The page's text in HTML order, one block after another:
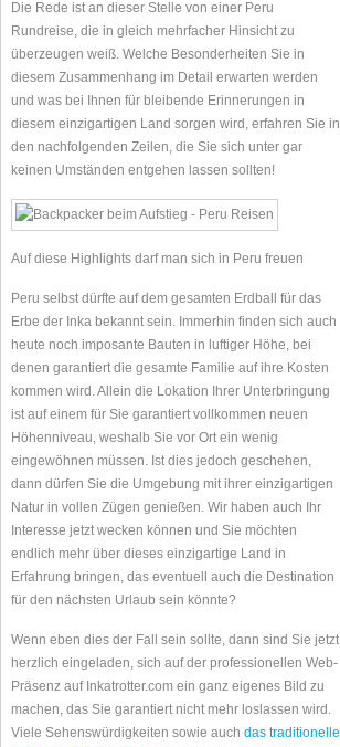
Die Rede ist an dieser Stelle von einer Peru
Rundreise, die in gleich mehrfacher Hinsicht zu
überzeugen weiß. Welche Besonderheiten Sie in
diesem Zusammenhang im Detail erwarten werden
und was bei Ihnen für bleibende Erinnerungen in
diesem einzigartigen Land sorgen wird, erfahren Sie in
den nachfolgenden Zeilen, die Sie sich unter gar
keinen Umständen entgehen lassen sollten!
Auf diese Highlights darf man sich in Peru freuen
Peru selbst dürfte auf dem gesamten Erdball für das
Erbe der Inka bekannt sein. Immerhin finden sich auch
heute noch imposante Bauten in luftiger Höhe, bei
denen garantiert die gesamte Familie auf ihre Kosten
kommen wird. Allein die Lokation Ihrer Unterbringung
ist auf einem für Sie garantiert vollkommen neuen
Höhenniveau, weshalb Sie vor Ort ein wenig
eingewöhnen müssen. Ist dies jedoch geschehen,
dann dürfen Sie die Umgebung mit ihrer einzigartigen
Natur in vollen Zügen genießen. Wir haben auch Ihr
Interesse jetzt wecken können und Sie möchten
endlich mehr über dieses einzigartige Land in
Erfahrung bringen, das eventuell auch die Destination
für den nächsten Urlaub sein könnte?
Wenn eben dies der Fall sein sollte, dann sind Sie jetzt
herzlich eingeladen, sich auf der professionellen Web-
Präsenz auf Inkatrotter.com ein ganz eigenes Bild zu
machen, das Sie garantiert nicht mehr loslassen wird.
Viele Sehenswürdigkeiten sowie auch das traditionelle